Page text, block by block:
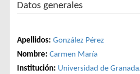
Datos generales
Apellidos: González Pérez
Nombre: Carmen María
Institución: Universidad de Granada.